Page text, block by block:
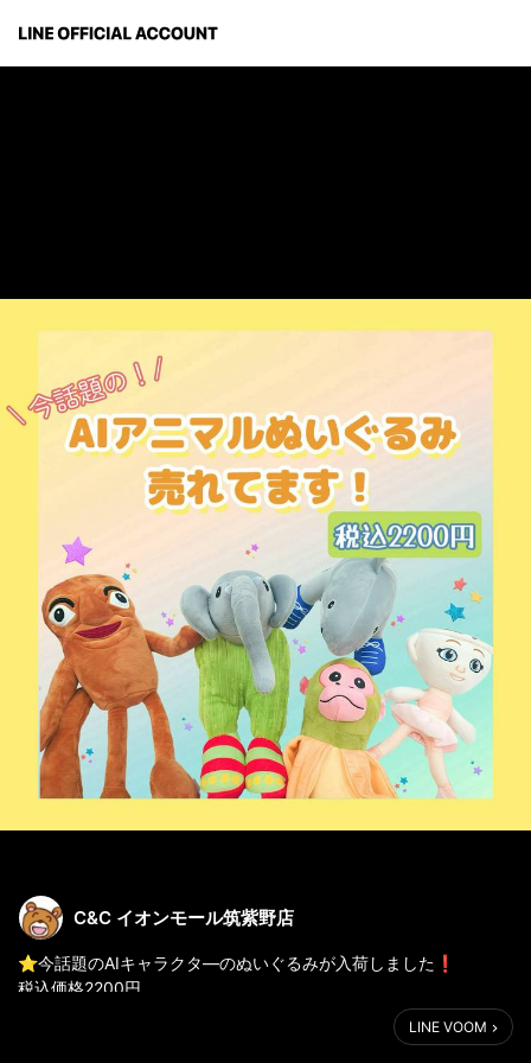
C&C イオンモール筑紫野店
⭐今話題のAIキャラクタ―のぬいぐるみが入荷しました❗
税込価格2200円
他にもアクリルキーホルダーやラバーキーホルダーもございます
LINE VOOM